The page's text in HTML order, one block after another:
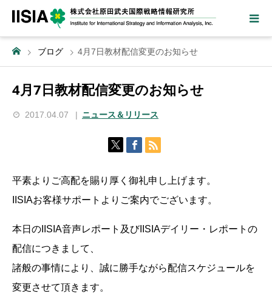
ブログ 4月7日教材配信変更のお知らせ
4月7日教材配信変更のお知らせ
2017.04.07 ニュース＆リリース
平素よりご高配を賜り厚く御礼申し上げます。
IISIAお客様サポートよりご案内でございます。
本日のIISIA音声レポート及びIISIAデイリー・レポートの
配信につきまして、
諸般の事情により、誠に勝手ながら配信スケジュールを
変更させて頂きます。